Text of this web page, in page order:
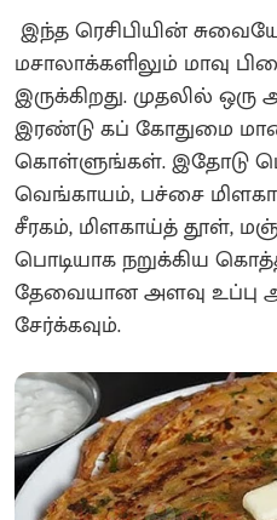
இந்த ரெசிபியின்
மசாலாக்களிலும் மாவு
இருக்கிறது. முதலில்
இரண்டு கப் கோதுமை
கொள்ளுங்கள். இதோடு
வெங்காயம், பச்சை
சீரகம், மிளகாய்த் தூள்,
பொடியாக நறுக்கிய
தேவையான அளவு உப்பு
சேர்க்கவும்.